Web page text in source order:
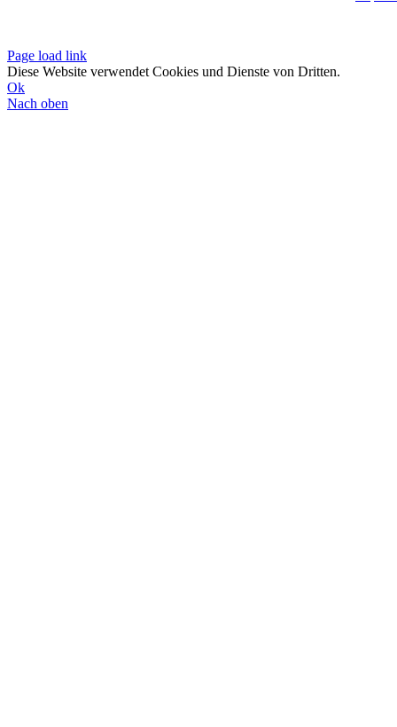
Page load link
Diese Website verwendet Cookies und Dienste von Dritten.
Ok
Nach oben